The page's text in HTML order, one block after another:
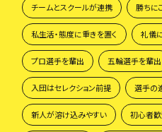
チームとスクールが連携 勝ちに
私生活・態度に重きを置く 礼儀
プロ選手を輩出 五輪選手を輩出
入団はセレクション前提 選手の
新人が溶け込みやすい 初心者